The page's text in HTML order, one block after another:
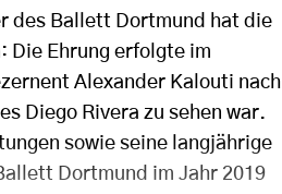
des Ballett Dortmund hat die
Die Ehrung erfolgte im
Alexander Kalouti nach
Diego Rivera zu sehen war.
sowie seine langjährige
Dortmund im Jahr 2019